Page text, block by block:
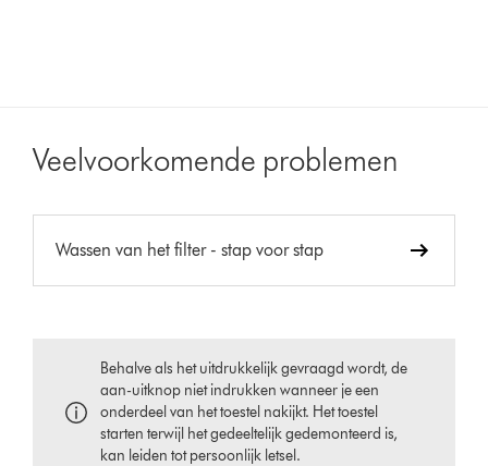
Veelvoorkomende problemen
Wassen van het filter - stap voor stap
Behalve als het uitdrukkelijk gevraagd wordt, de
aan-uitknop niet indrukken wanneer je een
onderdeel van het toestel nakijkt. Het toestel
starten terwijl het gedeeltelijk gedemonteerd is,
kan leiden tot persoonlijk letsel.